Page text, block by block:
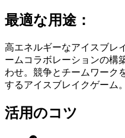
最適な用途：
高エネルギーなアイスブレ
ームコラボレーションの構
わせ。競争とチームワーク
するアイスブレイクゲーム。
活用のコツ